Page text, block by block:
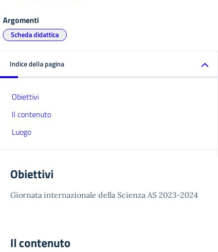
Argomenti
Scheda didattica
Indice della pagina
Obiettivi
Il contenuto
Luogo
Obiettivi
Giornata internazionale della Scienza AS 2023-2024
Il contenuto